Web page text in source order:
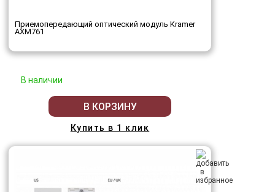
Приемопередающий оптический модуль Kramer
AXM761
В наличии
В КОРЗИНУ
Купить в 1 клик